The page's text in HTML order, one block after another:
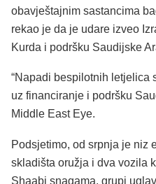
obavještajnim sastancima
rekao je da je udare izveo
Kurda i podršku Saudijske
“Napadi bespilotnih letjelica
uz financiranje i podršku
Middle East Eye.
Podsjetimo, od srpnja je niz
skladišta oružja i dva vozila
Shaabi snagama, grupi